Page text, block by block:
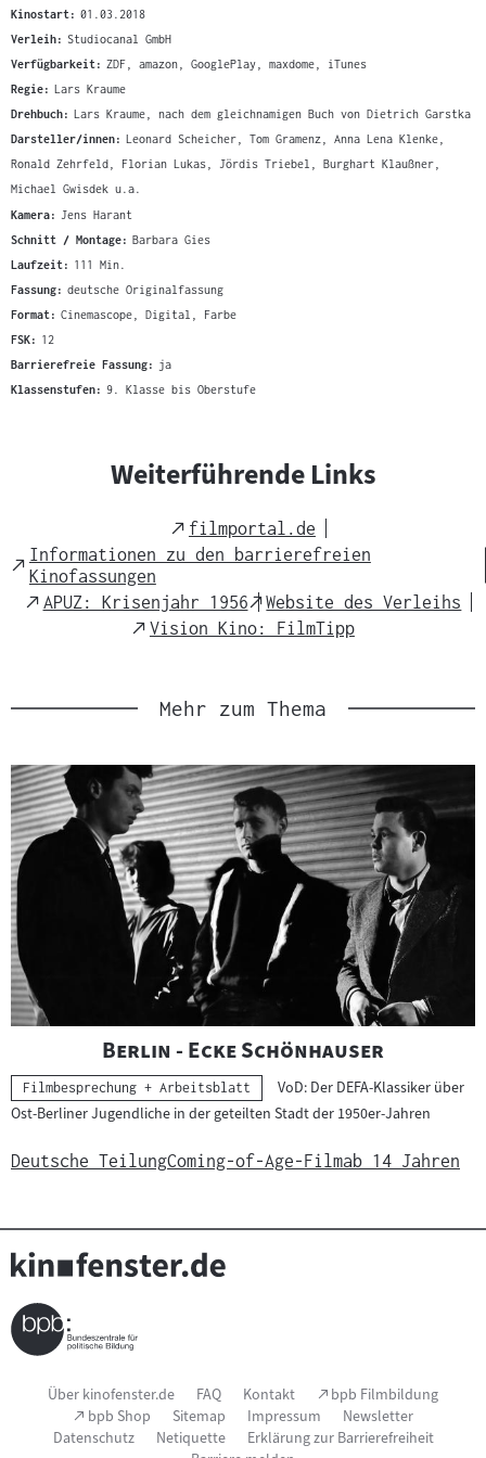
Kinostart: 01.03.2018
Verleih: Studiocanal GmbH
Verfügbarkeit: ZDF, amazon, GooglePlay, maxdome, iTunes
Regie: Lars Kraume
Drehbuch: Lars Kraume, nach dem gleichnamigen Buch von Dietrich Garstka
Darsteller/innen: Leonard Scheicher, Tom Gramenz, Anna Lena Klenke,
Ronald Zehrfeld, Florian Lukas, Jördis Triebel, Burghart Klaußner,
Michael Gwisdek u.a.
Kamera: Jens Harant
Schnitt / Montage: Barbara Gies
Laufzeit: 111 Min.
Fassung: deutsche Originalfassung
Format: Cinemascope, Digital, Farbe
FSK: 12
Barrierefreie Fassung: ja
Klassenstufen: 9. Klasse bis Oberstufe
Weiterführende Links
External
Link
filmportal.de
External
Link
Informationen zu den barrierefreien
Kinofassungen
External
APUZ: Krisenjahr 1956
External
Link
Website des Verleihs
External
Vision Kino: FilmTipp
Mehr zum Thema
"
Berlin - Ecke Schönhauser
Kategorie:
Filmbesprechung + Arbeitsblatt
VoD: Der DEFA-Klassiker über
Ost-Berliner Jugendliche in der geteilten Stadt der 1950er-Jahren
Deutsche TeilungComing-of-Age-Filmab 14 Jahren
Seitenfußnavigation
Über kinofenster.de FAQ Kontakt (Link
öffnet
im
neuen
bpb Filmbildung
(Link
öffnet
im
bpb Shop Sitemap Impressum
Newsletter
Datenschutz
Netiquette
Erklärung zur Barrierefreiheit